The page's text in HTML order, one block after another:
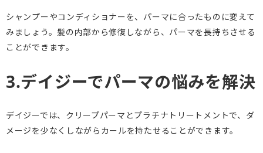
シャンプーやコンディショナーを、パーマに合ったものに変えて
みましょう。髪の内部から修復しながら、パーマを長持ちさせる
ことができます。
3.デイジーでパーマの悩みを解決
デイジーでは、クリープパーマとプラチナトリートメントで、ダ
メージを少なくしながらカールを持たせることができます。